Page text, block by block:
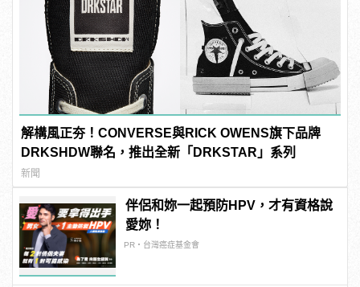
解構風正夯！CONVERSE與RICK OWENS旗下品牌
DRKSHDW聯名，推出全新「DRKSTAR」系列
新聞
伴侶和妳一起預防HPV，才有資格說
愛妳！
PR・台灣癌症基金會